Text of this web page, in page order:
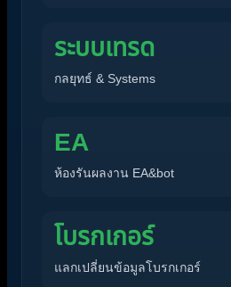
ระบบเทรด
กลยุทธ์ & Systems
EA
ห้องรันผลงาน EA&bot
โบรกเกอร์
แลกเปลี่ยนข้อมูลโบรกเกอร์